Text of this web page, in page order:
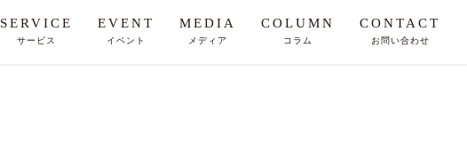
SERVICE
サービス
EVENT
イベント
MEDIA
メディア
COLUMN
コラム
CONTACT
お問い合わせ